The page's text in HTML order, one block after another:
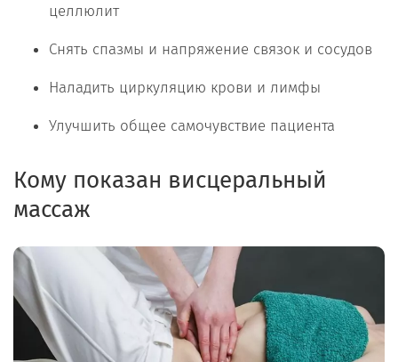
целлюлит
Снять спазмы и напряжение связок и сосудов
Наладить циркуляцию крови и лимфы
Улучшить общее самочувствие пациента
Кому показан висцеральный
массаж